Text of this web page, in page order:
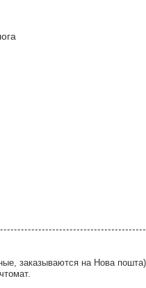
заказываются на Нова пошта).